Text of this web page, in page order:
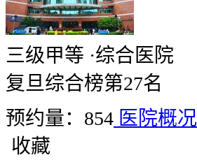
三级甲等 ·综合医院
复旦综合榜第27名
预约量：854 医院概况
收藏